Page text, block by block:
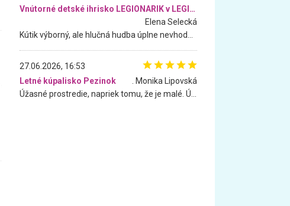
Vnútorné detské ihrisko LEGIONARIK v LEGIA Fitness
Elena Selecká
27.06.2026, 16:53
Letné kúpalisko Pezinok
. Monika Lipovská